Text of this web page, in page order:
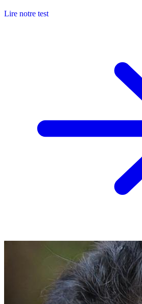
Lire notre test